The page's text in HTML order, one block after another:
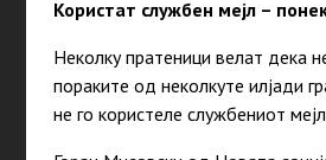
Користат службен мејл –
Неколку пратеници велат дека
пораките од неколкуте илјади
не го користеле службениот